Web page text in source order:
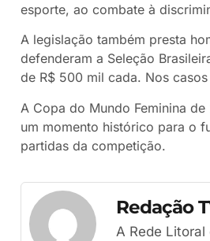
esporte, ao combate à
A legislação também presta
defenderam a Seleção
de R$ 500 mil cada. Nos
A Copa do Mundo Feminina
um momento histórico para o
partidas da competição.
Redação
A Rede